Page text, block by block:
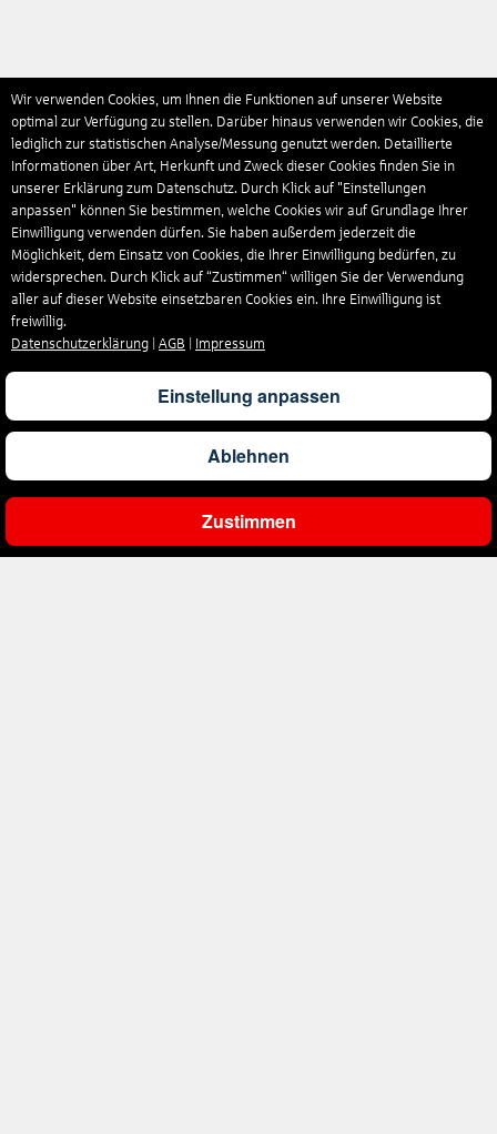
Ergebnisse filtern
Wir verwenden Cookies, um Ihnen die Funktionen auf unserer Website
optimal zur Verfügung zu stellen. Darüber hinaus verwenden wir Cookies, die
lediglich zur statistischen Analyse/Messung genutzt werden. Detaillierte
Informationen über Art, Herkunft und Zweck dieser Cookies finden Sie in
unserer Erklärung zum Datenschutz. Durch Klick auf "Einstellungen
anpassen" können Sie bestimmen, welche Cookies wir auf Grundlage Ihrer
Einwilligung verwenden dürfen. Sie haben außerdem jederzeit die
Möglichkeit, dem Einsatz von Cookies, die Ihrer Einwilligung bedürfen, zu
widersprechen. Durch Klick auf “Zustimmen“ willigen Sie der Verwendung
aller auf dieser Website einsetzbaren Cookies ein. Ihre Einwilligung ist
freiwillig.
Datenschutzerklärung
AGB Impressum
Einstellung anpassen
Ablehnen
Zustimmen